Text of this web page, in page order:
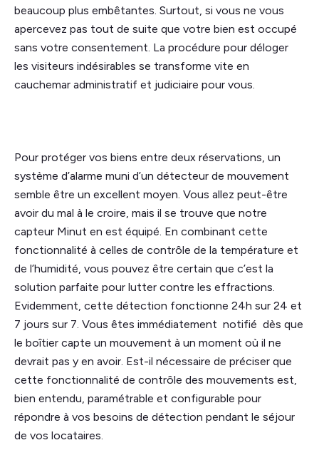
beaucoup plus embêtantes. Surtout, si vous ne vous
apercevez pas tout de suite que votre bien est occupé
sans votre consentement. La procédure pour déloger
les visiteurs indésirables se transforme vite en
cauchemar administratif et judiciaire pour vous.
Pour protéger vos biens entre deux réservations, un
système d’alarme muni d’un détecteur de mouvement
semble être un excellent moyen. Vous allez peut-être
avoir du mal à le croire, mais il se trouve que notre
capteur Minut en est équipé. En combinant cette
fonctionnalité à celles de contrôle de la température et
de l’humidité, vous pouvez être certain que c’est la
solution parfaite pour lutter contre les effractions.
Evidemment, cette détection fonctionne 24h sur 24 et
7 jours sur 7. Vous êtes immédiatement notifié dès que
le boîtier capte un mouvement à un moment où il ne
devrait pas y en avoir. Est-il nécessaire de préciser que
cette fonctionnalité de contrôle des mouvements est,
bien entendu, paramétrable et configurable pour
répondre à vos besoins de détection pendant le séjour
de vos locataires.